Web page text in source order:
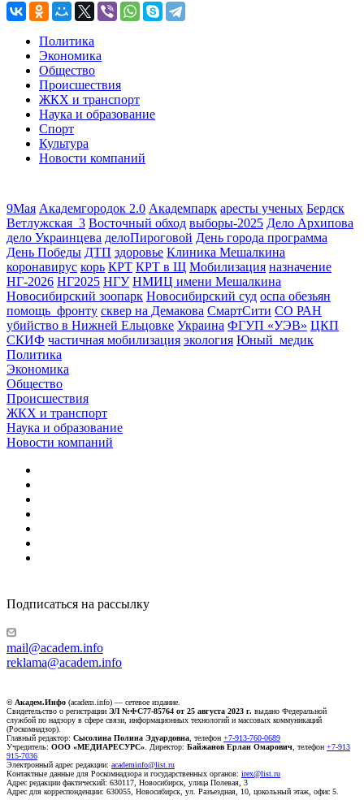
Политика
Экономика
Общество
Происшествия
ЖКХ и транспорт
Наука и образование
Спорт
Культура
Новости компаний
9Мая Академгородок 2.0 Академпарк аресты ученых Бердск
Ветлужская_3 Восточный обход выборы-2025 Дело Архипова
дело Украинцева делоПироговой День города программа
День Победы ДТП здоровье Клиника Мешалкина
коронавирус корь КРТ КРТ в Щ Мобилизация назначение
НГ-2026 НГ2025 НГУ НМИЦ имени Мешалкина
Новосибирский зоопарк Новосибирский суд оспа обезьян
помощь_фронту сквер на Демакова СмартСити СО РАН
убийство в Нижней Ельцовке Украина ФГУП «УЭВ» ЦКП
СКИФ частичная мобилизация экология Юный_медик
Политика
Экономика
Общество
Происшествия
ЖКХ и транспорт
Наука и образование
Новости компаний
Подписаться на рассылку
mail@academ.info
reklama@academ.info
© Академ.Инфо (academ.info) — сетевое издание.
Свидетельство о регистрации ЭЛ №ФС77-85764 от 25 августа 2023 г. выдано Федеральной
службой по надзору в сфере связи, информационных технологий и массовых коммуникаций
(Роскомнадзор).
Главный редактор: Сысолина Полина Эдуардовна , телефон +7-913-760-0689
Учредитель: ООО «МЕДИАРЕСУРС» . Директор: Байжанов Ерлан Омарович , телефон +7-913
915-7036
Электронный адрес редакции: academinfo@list.ru
Контактные данные для Роскомнадзора и государственных органов: irex@list.ru
Адрес редакции фактический: 630117, Новосибирск, улица Полевая, 3
Адрес для корреспонденции: 630055, Новосибирск, ул. Разъездная, 10, цокольный этаж, офис 5.